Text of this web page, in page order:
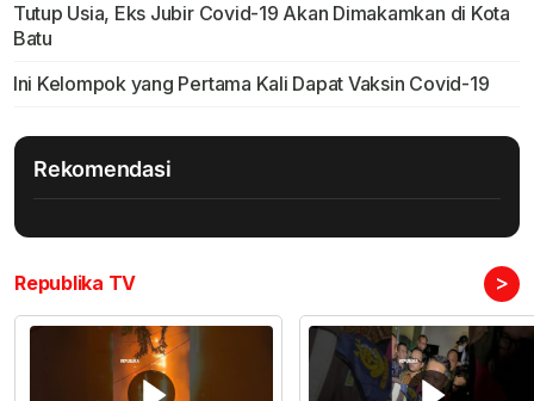
Tutup Usia, Eks Jubir Covid-19 Akan Dimakamkan di Kota
Batu
Ini Kelompok yang Pertama Kali Dapat Vaksin Covid-19
Rekomendasi
Republika TV >